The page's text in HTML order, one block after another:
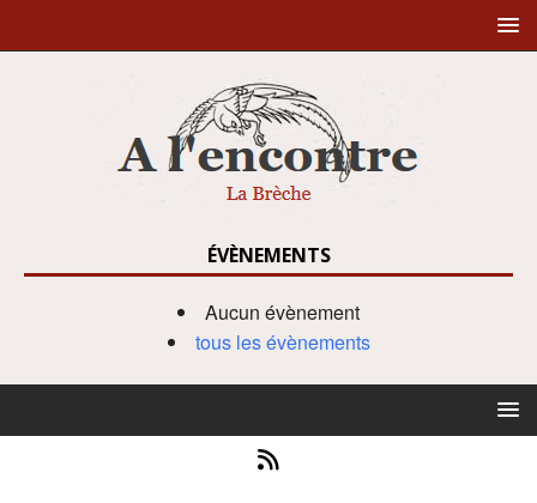
ÉVÈNEMENTS
Aucun évènement
tous les évènements